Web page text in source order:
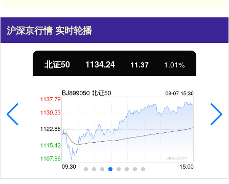
沪深京行情 实时轮播
北证50 1134.24 11.37 1.01%